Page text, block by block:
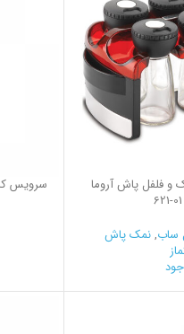
نمک و فلفل پاش آروما
621-01
ساب,نمک پاش
سرویس کارد 9 پارچه مولتی بلید